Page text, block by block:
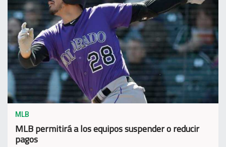
MLB
MLB permitirá a los equipos suspender o reducir
pagos